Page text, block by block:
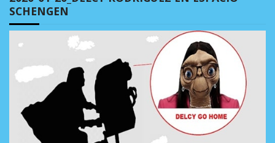
SCHENGEN